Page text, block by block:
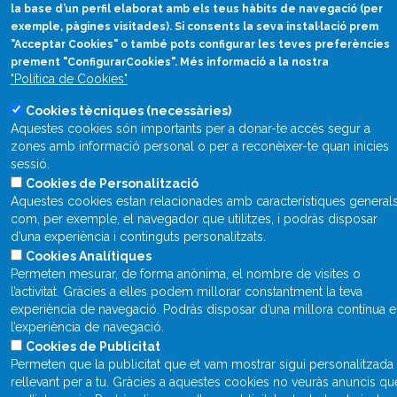
divulcat@divulcat.cat
(+34) 934 120 030
Què és Divulcat?
Avís legal
la base d’un perfil elaborat amb els teus hàbits de navegació (per
exemple, pàgines visitades). Si consents la seva instal·lació prem
"Acceptar Cookies" o també pots configurar les teves preferències
prement "ConfigurarCookies". Més informació a la nostra
"Política de Cookies"
Cookies tècniques (necessàries)
Aquestes cookies són importants per a donar-te accés segur a
zones amb informació personal o per a reconèixer-te quan inicies
sessió.
Cookies de Personalització
Aquestes cookies estan relacionades amb característiques
com, per exemple, el navegador que utilitzes, i podràs disposar
d’una experiència i continguts personalitzats.
Cookies Analítiques
Permeten mesurar, de forma anònima, el nombre de visites o
l’activitat. Gràcies a elles podem millorar constantment la teva
experiència de navegació. Podràs disposar d’una millora contínua
l’experiència de navegació.
Cookies de Publicitat
Permeten que la publicitat que et vam mostrar sigui personalitzada
rellevant per a tu. Gràcies a aquestes cookies no veuràs anuncis